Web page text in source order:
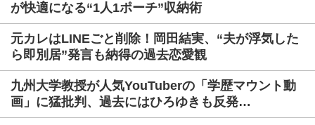
が快適になる“1人1ポーチ”収納術
元カレはLINEごと削除！岡田結実、“夫が浮気した
ら即別居”発言も納得の過去恋愛観
九州大学教授が人気YouTuberの「学歴マウント動
画」に猛批判、過去にはひろゆきも反発…